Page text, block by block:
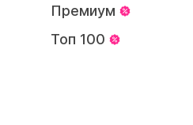
Премиум
Топ 100